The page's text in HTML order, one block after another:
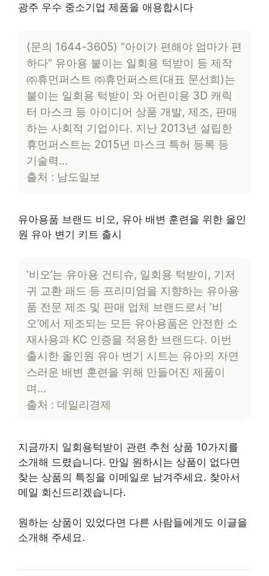
광주 우수 중소기업 제품을 애용합시다
(문의 1644-3605) “아이가 편해야 엄마가 편
하다” 유아용 붙이는 일회용 턱받이 등 제작
㈜휴먼퍼스트 ㈜휴먼퍼스트(대표 문선희)는
붙이는 일회용 턱받이 와 어린이용 3D 캐릭
터 마스크 등 아이디어 상품 개발, 제조, 판매
하는 사회적 기업이다. 지난 2013년 설립한
휴먼퍼스트는 2015년 마스크 특허 등록 등
기술력…
출처 : 남도일보
유아용품 브랜드 비오, 유아 배변 훈련을 위한 올인
원 유아 변기 키트 출시
‘비오’는 유아용 건티슈, 일회용 턱받이, 기저
귀 교환 패드 등 프리미엄을 지향하는 유아용
품 전문 제조 및 판매 업체 브랜드로서 ‘비
오’에서 제조되는 모든 유아용품은 안전한 소
재사용과 KC 인증을 적용한 브랜드다. 이번
출시한 올인원 유아 변기 시트는 유아의 자연
스러운 배변 훈련을 위해 만들어진 제품이
며…
출처 : 데일리경제
지금까지 일회용턱받이 관련 추천 상품 10가지를
소개해 드렸습니다. 만일 원하시는 상품이 없다면
찾는 상품의 특징을 이메일로 남겨주세요. 찾아서
메일 회신드리겠습니다.
원하는 상품이 있었다면 다른 사람들에게도 이글을
소개해 주세요.